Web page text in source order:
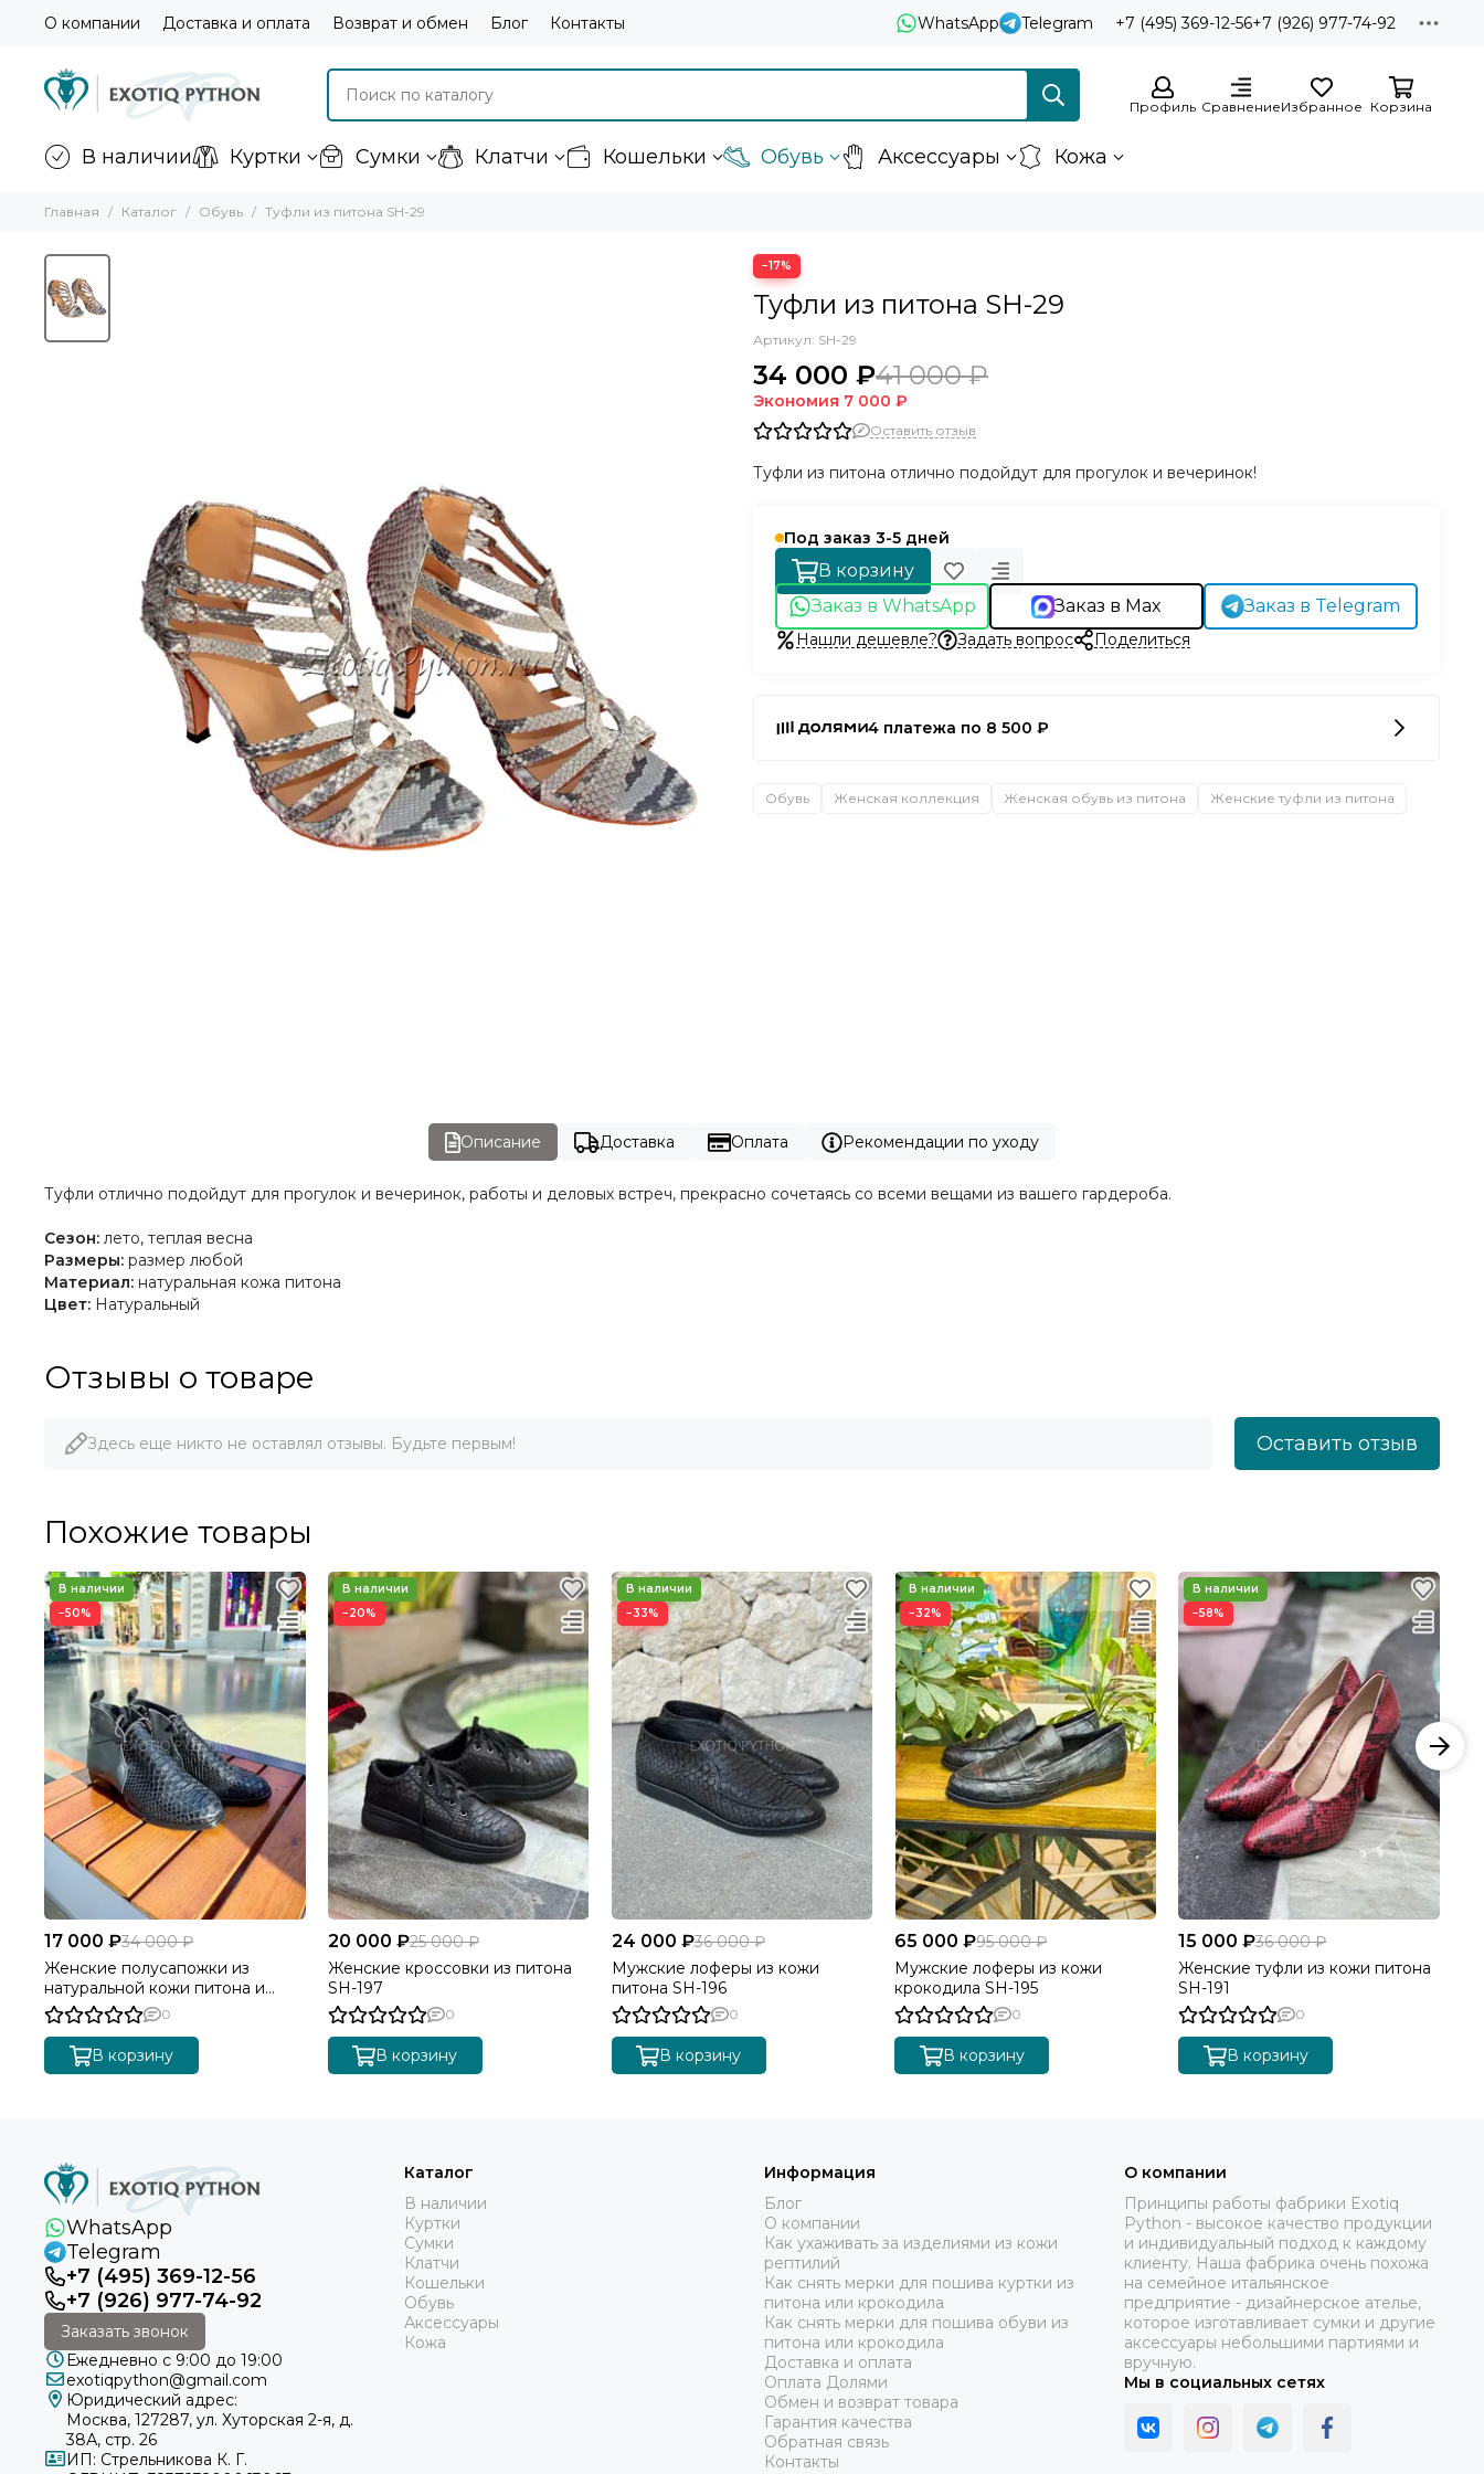
О компании Доставка и оплата Возврат и обмен Блог Контакты WhatsApp Telegram +7 (495) 369-12-56+7 (926) 977-74-92
Профиль СравнениеИзбранное Корзина
В наличии Куртки Сумки Клатчи Кошельки Обувь Аксессуары Кожа
Главная Каталог Обувь Туфли из питона SH-29
−17%
Туфли из питона SH-29
Артикул: SH-29
34 000 ₽41 000 ₽
Экономия 7 000 ₽
Оставить отзыв
Туфли из питона отлично подойдут для прогулок и вечеринок!
Под заказ 3-5 дней
В корзину
Заказ в WhatsApp
Заказ в Max Заказ в Telegram
Нашли дешевле? Задать вопрос Поделиться
4 платежа по 8 500 ₽
Обувь Женская коллекция Женская обувь из питона Женские туфли из питона
Описание Доставка Оплата Рекомендации по уходу
Туфли отлично подойдут для прогулок и вечеринок, работы и деловых встреч, прекрасно сочетаясь со всеми вещами из вашего гардероба.
Сезон: лето, теплая весна
Размеры: размер любой
Материал: натуральная кожа питона
Цвет: Натуральный
Отзывы о товаре
Здесь еще никто не оставлял отзывы. Будьте первым! Оставить отзыв
Похожие товары
−50%
17 000 ₽34 000 ₽
Женские полусапожки из
натуральной кожи питона и
ягнёнка SH-1980
В корзину
−20%
20 000 ₽25 000 ₽
Женские кроссовки из питона
SH-197
0
В корзину
−33%
24 000 ₽36 000 ₽
Мужские лоферы из кожи
питона SH-196
0
В корзину
−32%
65 000 ₽95 000 ₽
Мужские лоферы из кожи
крокодила SH-195
0
В корзину
−58%
15 000 ₽36 000 ₽
Женские туфли из кожи питона
SH-191
0
В корзину
WhatsApp
Telegram
+7 (495) 369-12-56
+7 (926) 977-74-92
Заказать звонок
Ежедневно с 9:00 до 19:00
exotiqpython@gmail.com
Юридический адрес:
Москва, 127287, ул. Хуторская 2-я, д.
38А, стр. 26
ИП: Стрельникова К. Г.
Каталог
В наличии
Куртки
Сумки
Клатчи
Кошельки
Обувь
Аксессуары
Кожа
Информация
Блог
О компании
Как ухаживать за изделиями из кожи
рептилий
Как снять мерки для пошива куртки из
питона или крокодила
Как снять мерки для пошива обуви из
питона или крокодила
Доставка и оплата
Оплата Долями
Обмен и возврат товара
Гарантия качества
Обратная связь
Контакты
О компании
Принципы работы фабрики Exotiq
Python - высокое качество продукции
и индивидуальный подход к каждому
клиенту. Наша фабрика очень похожа
на семейное итальянское
предприятие - дизайнерское ателье,
которое изготавливает сумки и другие
аксессуары небольшими партиями и
вручную.
Мы в социальных сетях